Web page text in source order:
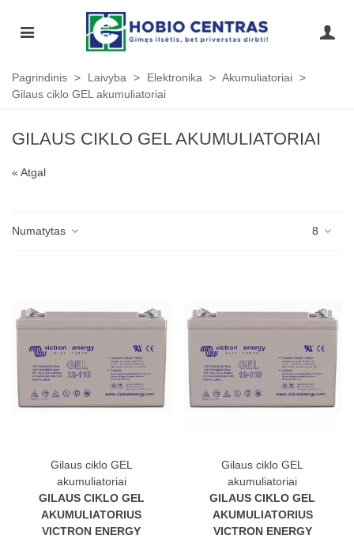
Pagrindinis > Laivyba > Elektronika > Akumuliatoriai >
Gilaus ciklo GEL akumuliatoriai
GILAUS CIKLO GEL AKUMULIATORIAI
« Atgal
Numatytas 8
Gilaus ciklo GEL
akumuliatoriai
GILAUS CIKLO GEL
AKUMULIATORIUS
VICTRON ENERGY
Gilaus ciklo GEL
akumuliatoriai
GILAUS CIKLO GEL
AKUMULIATORIUS
VICTRON ENERGY